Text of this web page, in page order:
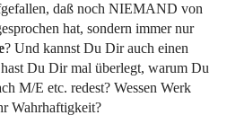
daß noch NIEMAND von
hat, sondern immer nur
? Und kannst Du Dir auch einen
Du Dir mal überlegt, warum Du
M/E etc. redest? Wessen Werk
Wahrhaftigkeit?